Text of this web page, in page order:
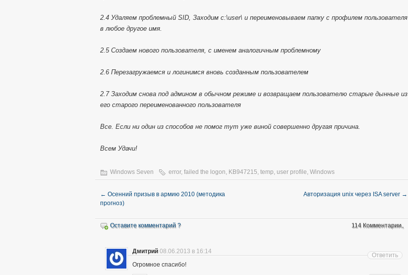
2.4 Удаляем проблемный SID, Заходим c:\user\ и переименовываем папку с профилем пользователя
в любое другое имя.
2.5 Создаем нового пользователя, с именем аналогичным проблемному
2.6 Перезагружаемся и логинимся вновь созданным пользователем
2.7 Заходим снова под админом в обычном режиме и возвращаем пользователю старые дынные из
его старого переименованного пользователя
Все. Если ни один из способов не помог тут уже виной совершенно другая причина.
Всем Удачи!
Windows Seven error, failed the logon, KB947215, temp, user profile, Windows
← Осенний призыв в армию 2010 (методика
прогноз)
Авторизация unix через ISA server →
Оставите комментарий ? 114 Комментарии。
Дмитрий 08.06.2013 в 16:14
Огромное спасибо!
Ответить